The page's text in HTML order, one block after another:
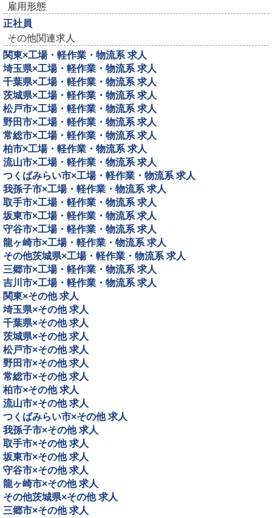
雇用形態
正社員
その他関連求人
関東×工場・軽作業・物流系 求人
埼玉県×工場・軽作業・物流系 求人
千葉県×工場・軽作業・物流系 求人
茨城県×工場・軽作業・物流系 求人
松戸市×工場・軽作業・物流系 求人
野田市×工場・軽作業・物流系 求人
常総市×工場・軽作業・物流系 求人
柏市×工場・軽作業・物流系 求人
流山市×工場・軽作業・物流系 求人
つくばみらい市×工場・軽作業・物流系 求人
我孫子市×工場・軽作業・物流系 求人
取手市×工場・軽作業・物流系 求人
坂東市×工場・軽作業・物流系 求人
守谷市×工場・軽作業・物流系 求人
龍ヶ崎市×工場・軽作業・物流系 求人
その他茨城県×工場・軽作業・物流系 求人
三郷市×工場・軽作業・物流系 求人
吉川市×工場・軽作業・物流系 求人
関東×その他 求人
埼玉県×その他 求人
千葉県×その他 求人
茨城県×その他 求人
松戸市×その他 求人
野田市×その他 求人
常総市×その他 求人
柏市×その他 求人
流山市×その他 求人
つくばみらい市×その他 求人
我孫子市×その他 求人
取手市×その他 求人
坂東市×その他 求人
守谷市×その他 求人
龍ヶ崎市×その他 求人
その他茨城県×その他 求人
三郷市×その他 求人